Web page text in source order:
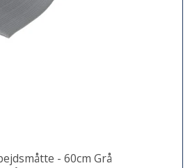
- 60cm Grå